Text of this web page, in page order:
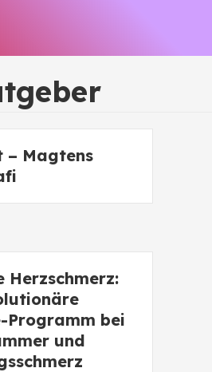
– Magtens
Herzschmerz:
Programm bei
und